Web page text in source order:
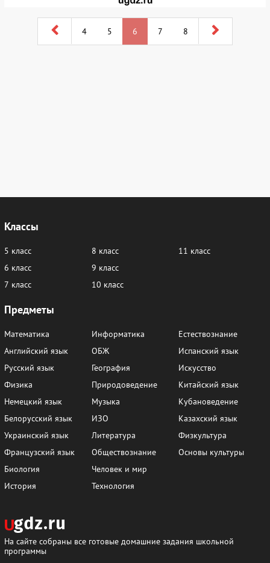
4 5 6 7 8
Классы
5 класс
6 класс
7 класс
8 класс
9 класс
10 класс
11 класс
Предметы
Математика
Английский язык
Русский язык
Физика
Немецкий язык
Белорусский язык
Украинский язык
Французский язык
Биология
История
Информатика
ОБЖ
География
Природоведение
Музыка
ИЗО
Литература
Обществознание
Человек и мир
Технология
Естествознание
Испанский язык
Искусство
Китайский язык
Кубановедение
Казахский язык
Физкультура
Основы культуры
На сайте собраны все готовые домашние задания школьной
программы